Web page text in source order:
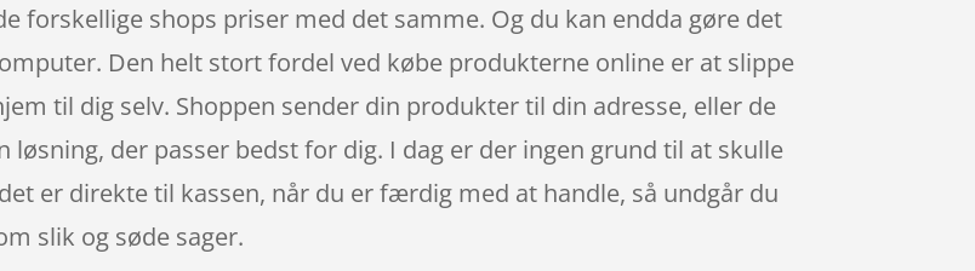
forskellige shops priser med det samme. Og du kan endda gøre det
Den helt stort fordel ved købe produkterne online er at slippe
til dig selv. Shoppen sender din produkter til din adresse, eller de
løsning, der passer bedst for dig. I dag er der ingen grund til at skulle
er direkte til kassen, når du er færdig med at handle, så undgår du
slik og søde sager.